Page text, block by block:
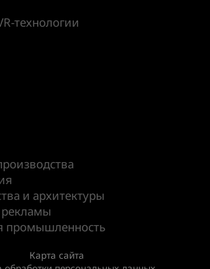
технологии
и архитектуры
промышленность
Карта сайта